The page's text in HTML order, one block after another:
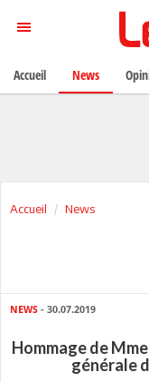
Accueil News
NEWS - 30.07.2019
Hommage de
générale
Accueil News